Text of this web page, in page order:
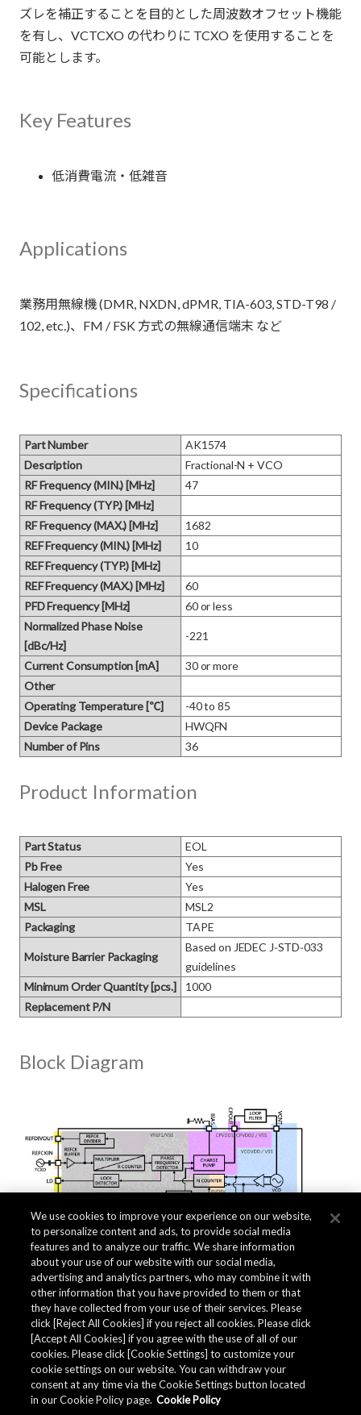
ズレを補正することを目的とした周波数オフセット機能
を有し、VCTCXO の代わりに TCXO を使用することを
可能とします。
Key Features
低消費電流・低雑音
Applications
業務用無線機 (DMR, NXDN, dPMR, TIA-603, STD-T98 /
Specifications
Part Number
AK1574
Description
Fractional-N + VCO
RF Frequency (MIN.) [MHz]
47
RF Frequency (TYP.) [MHz]
RF Frequency (MAX.) [MHz]
1682
REF Frequency (MIN.) [MHz]
10
REF Frequency (TYP.) [MHz]
REF Frequency (MAX.) [MHz]
60
PFD Frequency [MHz]
60 or less
Normalized Phase Noise
[dBc/Hz]
-221
Current Consumption [mA]
30 or more
Other
Operating Temperature [℃]
-40 to 85
Device Package
HWQFN
Number of Pins
36
Product Information
Part Status
EOL
Pb Free
Yes
Halogen Free
Yes
MSL
MSL2
Packaging
TAPE
Moisture Barrier Packaging
Based on JEDEC J‑STD‑033
guidelines
Minimum Order Quantity [pcs.]
1000
Replacement P/N
Block Diagram
Related Documents
We use cookies to improve your experience on our website,
to personalize content and ads, to provide social media
features and to analyze our traffic. We share information
about your use of our website with our social media,
advertising and analytics partners, who may combine it with
other information that you have provided to them or that
they have collected from your use of their services. Please
click [Reject All Cookies] if you reject all cookies. Please click
[Accept All Cookies] if you agree with the use of all of our
cookies. Please click [Cookie Settings] to customize your
cookie settings on our website. You can withdraw your
consent at any time via the Cookie Settings button located
in our Cookie Policy page. Cookie Policy